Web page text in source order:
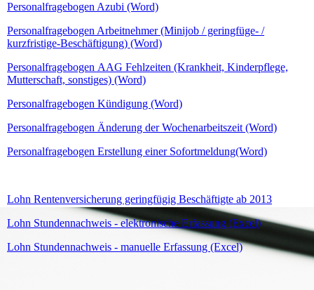
Personalfragebogen Azubi (Word)
Personalfragebogen Arbeitnehmer (Minijob / geringfüge- /
kurzfristige-Beschäftigung) (Word)
Personalfragebogen AAG Fehlzeiten (Krankheit, Kinderpflege,
Mutterschaft, sonstiges) (Word)
Personalfragebogen Kündigung (Word)
Personalfragebogen Änderung der Wochenarbeitszeit (Word)
Personalfragebogen Erstellung einer Sofortmeldung(Word)
Lohn Rentenversicherung geringfügig Beschäftigte ab 2013
Lohn Stundennachweis - elektronische Erfassung (Excel)
Lohn Stundennachweis - manuelle Erfassung (Excel)